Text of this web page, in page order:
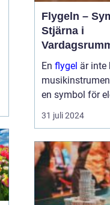
Flygeln –
Stjärna i
En flygel är inte
en symbol för
kulturelt arv
för musik. Det
instrumentet
f&oum...
31 juli 2024